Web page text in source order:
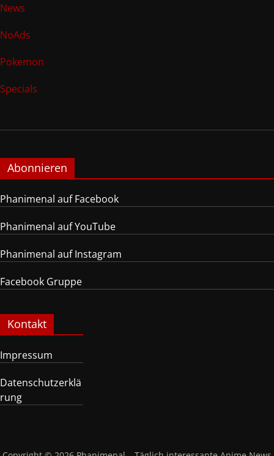
News
NoAds
Pokemon
Specials
Abonnieren
Phanimenal auf Facebook
Phanimenal auf YouTube
Phanimenal auf Instagram
Facebook Gruppe
Kontakt
Impressum
Datenschutzerklä
rung